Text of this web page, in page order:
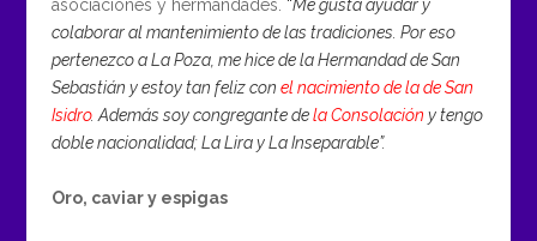
asociaciones y hermandades. “Me gusta ayudar y
colaborar al mantenimiento de las tradiciones. Por eso
pertenezco a La Poza, me hice de la Hermandad de San
Sebastián y estoy tan feliz con el nacimiento de la de San
Isidro. Además soy congregante dela Consolación y tengo
doble nacionalidad; La Lira y La Inseparable”.
Oro, caviar y espigas